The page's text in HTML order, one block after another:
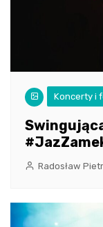
Koncerty i
Radosław